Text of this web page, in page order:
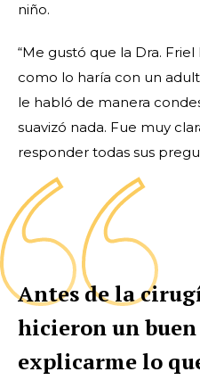
niño.
“Me gustó que la Dra.
como lo haría con un
le habló de manera
suavizó nada. Fue muy
responder todas sus
Antes de la
hicieron un
explicarme lo